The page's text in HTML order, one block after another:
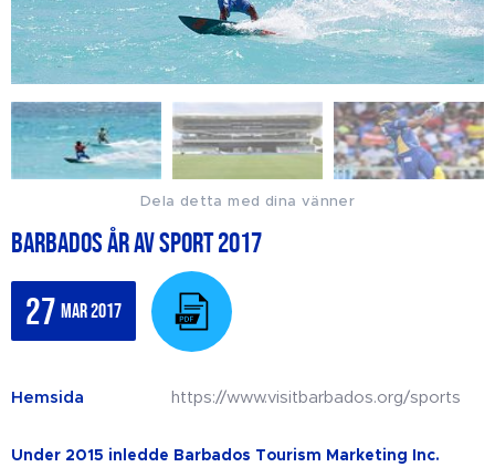
Barbados år av sport 2017
27 mar 2017
Hemsida https://www.visitbarbados.org/sports
Under 2015 inledde Barbados Tourism Marketing Inc.
Dela detta med dina vänner